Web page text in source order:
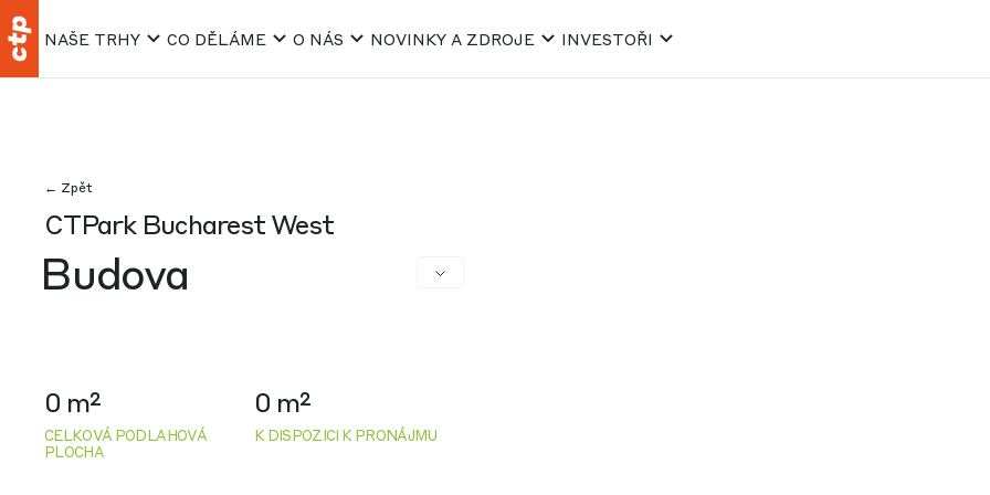
NAŠE TRHY CO DĚLÁME O NÁS NOVINKY A ZDROJE INVESTOŘI
← Zpět
CTPark Bucharest West
Budova
0 m²
CELKOVÁ PODLAHOVÁ
PLOCHA
0 m²
K DISPOZICI K PRONÁJMU